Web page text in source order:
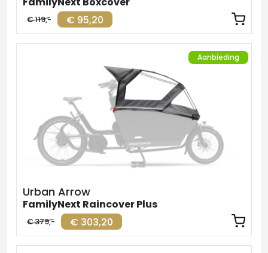
€ 95,20
€ 119,-
Aanbieding
Urban Arrow
FamilyNext Raincover Plus
€ 303,20
€ 379,-